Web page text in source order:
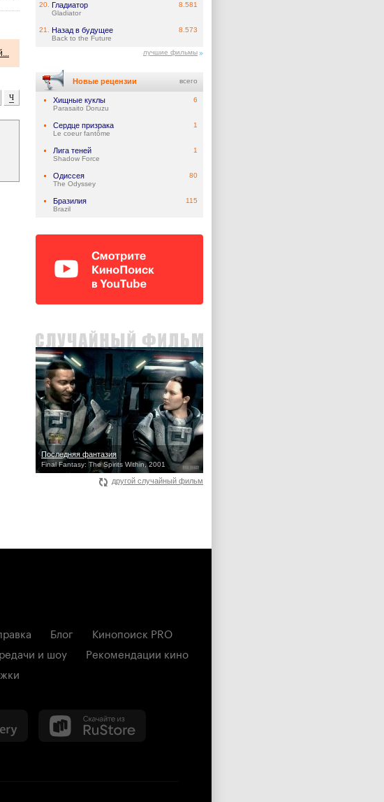
20. Гладиатор
Gladiator
8.581
21. Назад в будущее
Back to the Future
8.573
лучшие фильмы
Новые рецензии всего
Хищные куклы
Parasaito Doruzu
6
Сердце призрака
Le coeur fantôme
1
Лига теней
Shadow Force
1
Одиссея
The Odyssey
80
Бразилия
Brazil
115
Последняя фантазия
Final Fantasy: The Spirits Within, 2001
другой случайный фильм
Блог
Кинопоиск PRO
и шоу
Рекомендации кино